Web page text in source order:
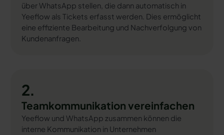
über WhatsApp stellen, die dann automatisch in
Yeeflow als Tickets erfasst werden. Dies ermöglicht
eine effiziente Bearbeitung und Nachverfolgung von
Kundenanfragen.
2.
Teamkommunikation vereinfachen
Yeeflow und WhatsApp zusammen können die
interne Kommunikation in Unternehmen